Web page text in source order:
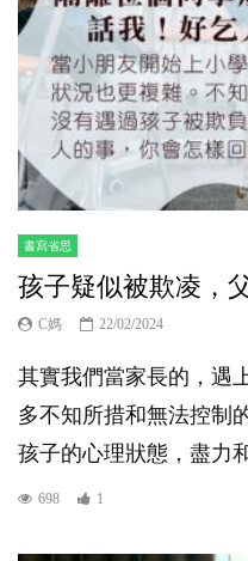
書寫省思
孩子疑似被欺凌，
C媽 22/02/2024
其實我們當家長的，遇
多不知所措和無法控制
孩子的心理狀態，盡力
698 1